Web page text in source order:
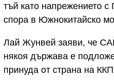
тъй като напрежението с
спора в Южнокитайско
Лай Жунвей заяви, че
някоя държава е
принуда от страна на